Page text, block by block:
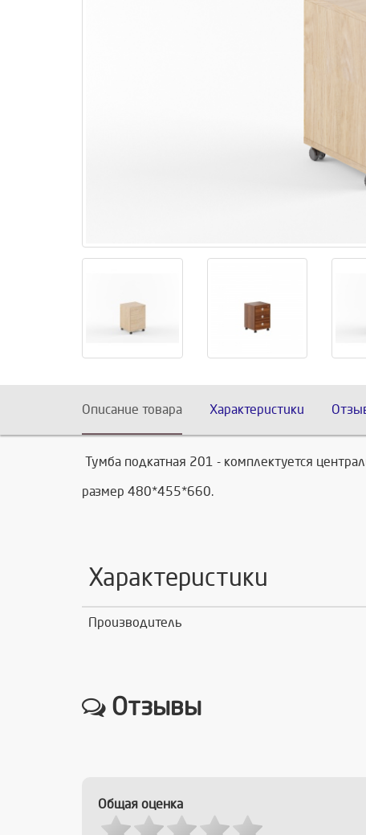
Описание товара Характеристики
Тумба подкатная 201 - комплектуется
размер 480*455*660.
Характеристики
Производитель
Отзывы
Общая оценка